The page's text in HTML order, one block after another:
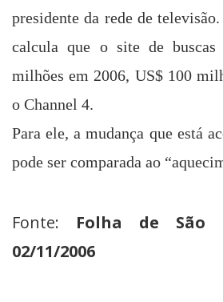
presidente da rede de
calcula que o site de
milhões em 2006, US$ 100
o Channel 4.
Para ele, a mudança que está
pode ser comparada ao
Fonte: Folha de São
02/11/2006